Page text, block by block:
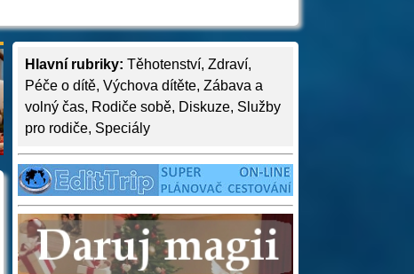
Hlavní rubriky: Těhotenství, Zdraví,
Péče o dítě, Výchova dítěte, Zábava a
volný čas, Rodiče sobě, Diskuze, Služby
pro rodiče, Speciály